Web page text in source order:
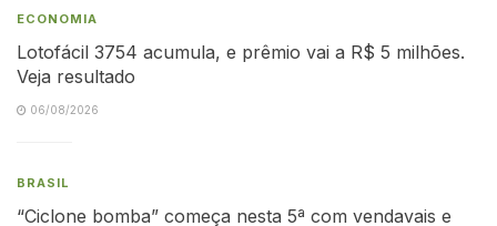
ECONOMIA
Lotofácil 3754 acumula, e prêmio vai a R$ 5 milhões.
Veja resultado
06/08/2026
BRASIL
“Ciclone bomba” começa nesta 5ª com vendavais e